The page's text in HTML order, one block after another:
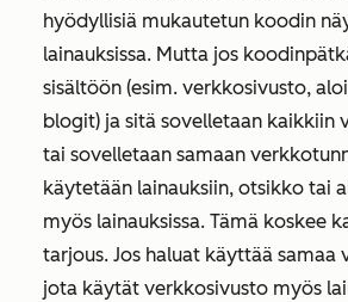
hyödyllisiä mukautetun koodin
lainauksissa. Mutta jos
sisältöön (esim. verkkosivusto,
blogit) ja sitä sovelletaan kaikkiin
tai sovelletaan samaan
käytetään lainauksiin, otsikko tai
myös lainauksissa. Tämä koskee
tarjous. Jos haluat käyttää samaa
jota käytät verkkosivusto myös